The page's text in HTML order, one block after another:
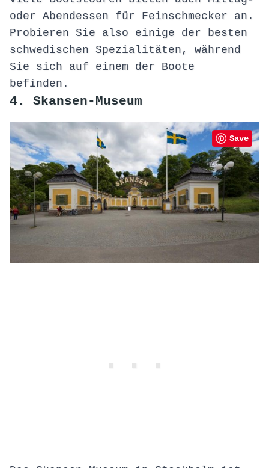
oder Abendessen für Feinschmecker an.
Probieren Sie also einige der besten
schwedischen Spezialitäten , während
Sie sich auf einem der Boote
befinden.
4. Skansen-Museum
Save